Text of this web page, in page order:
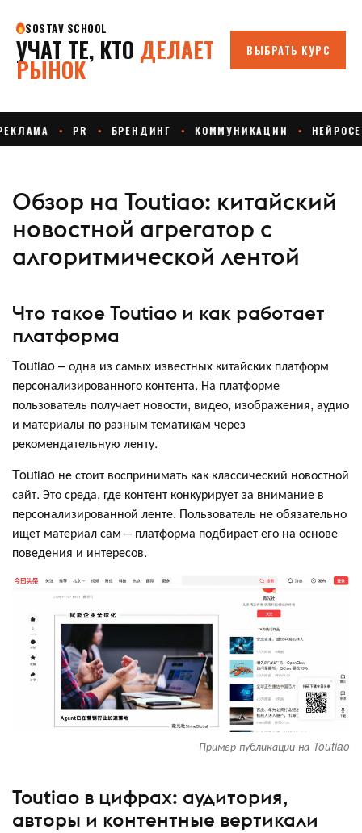
Обзор на Toutiao: китайский
новостной агрегатор с
алгоритмической лентой
Что такое Toutiao и как работает
платформа
Toutiao – одна из самых известных китайских платформ
персонализированного контента. На платформе
пользователь получает новости, видео, изображения, аудио
и материалы по разным тематикам через
рекомендательную ленту.
Toutiao не стоит воспринимать как классический новостной
сайт. Это среда, где контент конкурирует за внимание в
персонализированной ленте. Пользователь не обязательно
ищет материал сам – платформа подбирает его на основе
поведения и интересов.
Пример публикации на Toutiao
Toutiao в цифрах: аудитория,
авторы и контентные вертикали